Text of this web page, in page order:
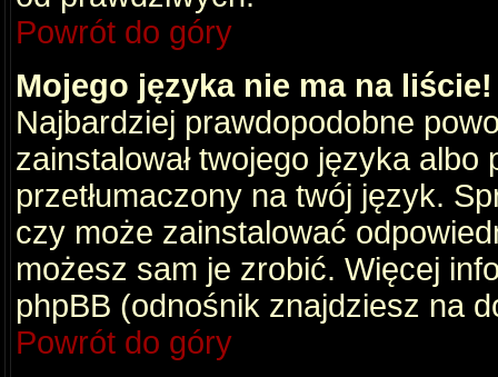
Powrót do góry
Mojego języka nie ma na liście!
Najbardziej prawdopodobne
zainstalował twojego języka albo
przetłumaczony na twój język.
czy może zainstalować
możesz sam je zrobić. Więcej
phpBB (odnośnik znajdziesz na
Powrót do góry